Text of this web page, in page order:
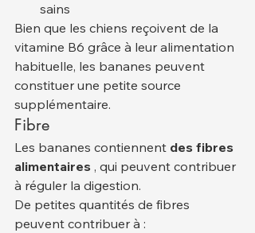
sains
Bien que les chiens reçoivent de la
vitamine B6 grâce à leur alimentation
habituelle, les bananes peuvent
constituer une petite source
supplémentaire.
Fibre
Les bananes contiennent des fibres
alimentaires , qui peuvent contribuer
à réguler la digestion.
De petites quantités de fibres
peuvent contribuer à :